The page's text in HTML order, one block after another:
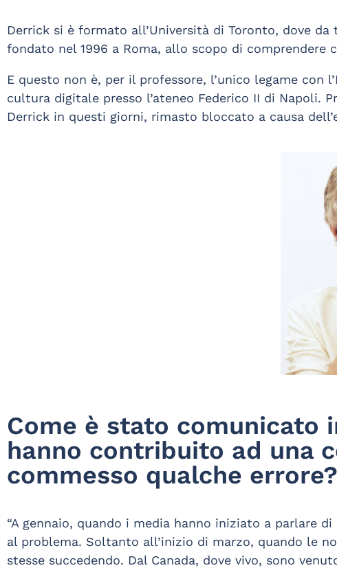
Derrick si è formato all’Università di Toronto, dove
fondato nel 1996 a Roma, allo scopo di
E questo non è, per il professore, l’unico legame
cultura digitale presso l’ateneo Federico II di Napoli.
Derrick in questi giorni, rimasto bloccato a causa
Come è stato comunicato
hanno contribuito ad una
commesso qualche errore?
“A gennaio, quando i media hanno iniziato a parlare
al problema. Soltanto all’inizio di marzo, quando le
stesse succedendo. Dal Canada, dove vivo, sono